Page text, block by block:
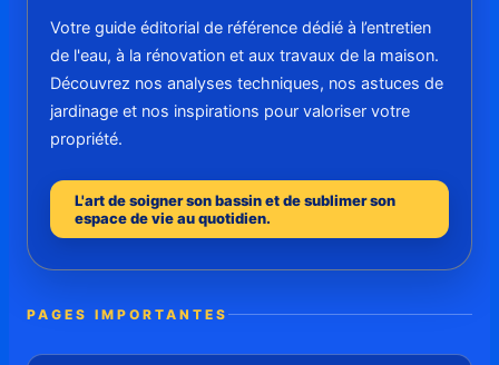
Votre guide éditorial de référence dédié à l’entretien
de l'eau, à la rénovation et aux travaux de la maison.
Découvrez nos analyses techniques, nos astuces de
jardinage et nos inspirations pour valoriser votre
propriété.
L'art de soigner son bassin et de sublimer son
espace de vie au quotidien.
PAGES IMPORTANTES